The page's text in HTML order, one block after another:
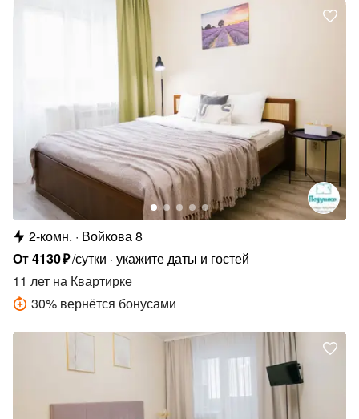
2-комн.
Войкова 8
От4130₽/сутки укажите даты и гостей
11 лет на Квартирке
30% вернётся бонусами